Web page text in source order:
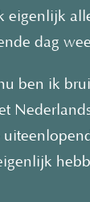
eigenlijk
dag
ben ik